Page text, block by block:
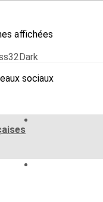
affichées
sociaux